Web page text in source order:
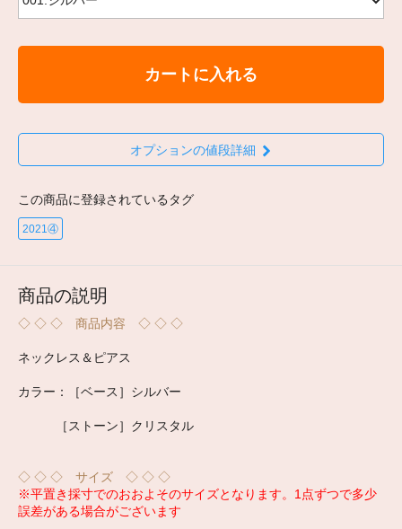
カートに入れる
オプションの値段詳細
この商品に登録されているタグ
2021④
商品の説明
◇ ◇ ◇ 商品内容 ◇ ◇ ◇
ネックレス＆ピアス
カラー：［ベース］シルバー
［ストーン］クリスタル
◇ ◇ ◇ サイズ ◇ ◇ ◇
※平置き採寸でのおおよそのサイズとなります。1点ずつで多少
誤差がある場合がございます